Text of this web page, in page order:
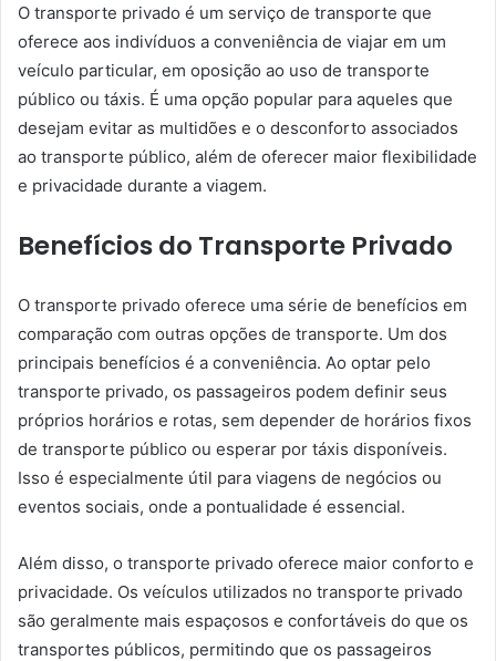
O transporte privado é um serviço de transporte que
oferece aos indivíduos a conveniência de viajar em um
veículo particular, em oposição ao uso de transporte
público ou táxis. É uma opção popular para aqueles que
desejam evitar as multidões e o desconforto associados
ao transporte público, além de oferecer maior flexibilidade
e privacidade durante a viagem.
Benefícios do Transporte Privado
O transporte privado oferece uma série de benefícios em
comparação com outras opções de transporte. Um dos
principais benefícios é a conveniência. Ao optar pelo
transporte privado, os passageiros podem definir seus
próprios horários e rotas, sem depender de horários fixos
de transporte público ou esperar por táxis disponíveis.
Isso é especialmente útil para viagens de negócios ou
eventos sociais, onde a pontualidade é essencial.
Além disso, o transporte privado oferece maior conforto e
privacidade. Os veículos utilizados no transporte privado
são geralmente mais espaçosos e confortáveis do que os
transportes públicos, permitindo que os passageiros